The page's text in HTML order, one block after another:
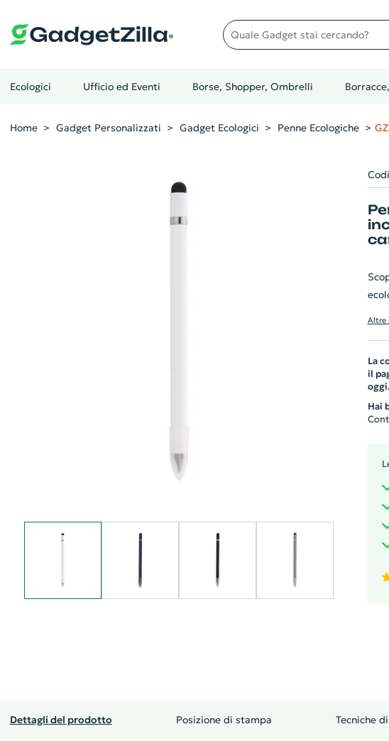
Quale gadget stai cercando?
Ecologici Ufficio ed Eventi Borse, Shopper, Ombrelli
Home Gadget Personalizzati Gadget Ecologici Penne Ecologiche
una
Altre
La
il
oggi.
Hai
Dettagli del prodotto Posizione di stampa Tecniche